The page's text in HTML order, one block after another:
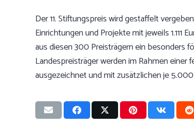
Der 11. Stiftungspreis wird gestaffelt
Einrichtungen und Projekte mit jeweils 1.111
aus diesen 300 Preisträgern ein besonders
Landespreisträger werden im Rahmen einer
ausgezeichnet und mit zusätzlichen je